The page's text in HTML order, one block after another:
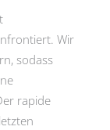
Wir
sodass
rapide